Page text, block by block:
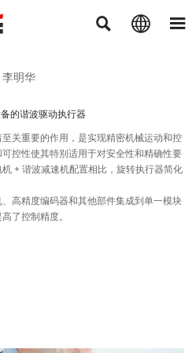
  
李明华
的谐波驱动执行器
关重要的作用，是实现精密机械运动和控
控性使其特别适用于对安全性和精确性要
+ 谐波减速机配置相比，旋转执行器简化
高精度编码器和其他部件集成到单一模块
了控制精度。